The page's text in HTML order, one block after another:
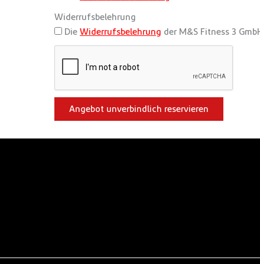
Widerrufsbelehrung
Die Widerrufsbelehrung der M&S Fitness 3
Angebot unverbindlich reservieren